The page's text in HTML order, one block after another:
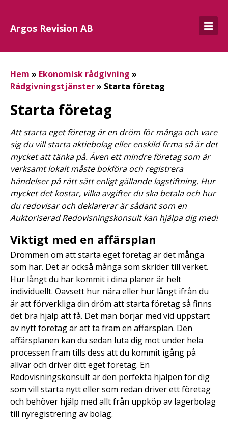
Argos Revision AB
Hem » Ekonomisk rådgivning »
Rådgivningstjänster» Starta företag
Starta företag
Att starta eget företag är en dröm för många och vare
sig du vill starta aktiebolag eller enskild firma så är det
mycket att tänka på. Även ett mindre företag som är
verksamt lokalt måste bokföra och registrera
händelser på rätt sätt enligt gällande lagstiftning. Hur
mycket det kostar, vilka avgifter du ska betala och hur
du redovisar och deklarerar är sådant som en
Auktoriserad Redovisningskonsult kan hjälpa dig med!
Viktigt med en affärsplan
Drömmen om att starta eget företag är det många
som har. Det är också många som skrider till verket.
Hur långt du har kommit i dina planer är helt
individuellt. Oavsett hur nära eller hur långt ifrån du
är att förverkliga din dröm att starta företag så finns
det bra hjälp att få. Det man börjar med vid uppstart
av nytt företag är att ta fram en affärsplan. Den
affärsplanen kan du sedan luta dig mot under hela
processen fram tills dess att du kommit igång på
allvar och driver ditt eget företag. En
Redovisningskonsult är den perfekta hjälpen för dig
som vill starta nytt eller som redan driver ett företag
och behöver hjälp med allt från uppköp av lagerbolag
till nyregistrering av bolag.